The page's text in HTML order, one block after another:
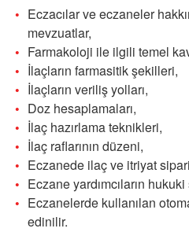
Eczacılar ve eczaneler
mevzuatlar,
Farmakoloji ile ilgili temel
İlaçların farmasitik şekilleri,
İlaçların veriliş yolları,
Doz hesaplamaları,
İlaç hazırlama teknikleri,
İlaç raflarının düzeni,
Eczanede ilaç ve itriyat
Eczane yardımcıların
Eczanelerde kullanılan
edinilir.